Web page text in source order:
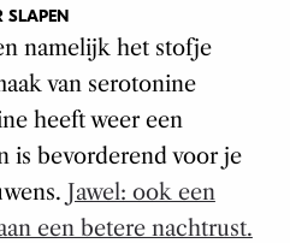
SLAPEN
namelijk het stofje
van serotonine
heeft weer een
is bevorderend voor je
Jawel: ook een
een betere nachtrust.